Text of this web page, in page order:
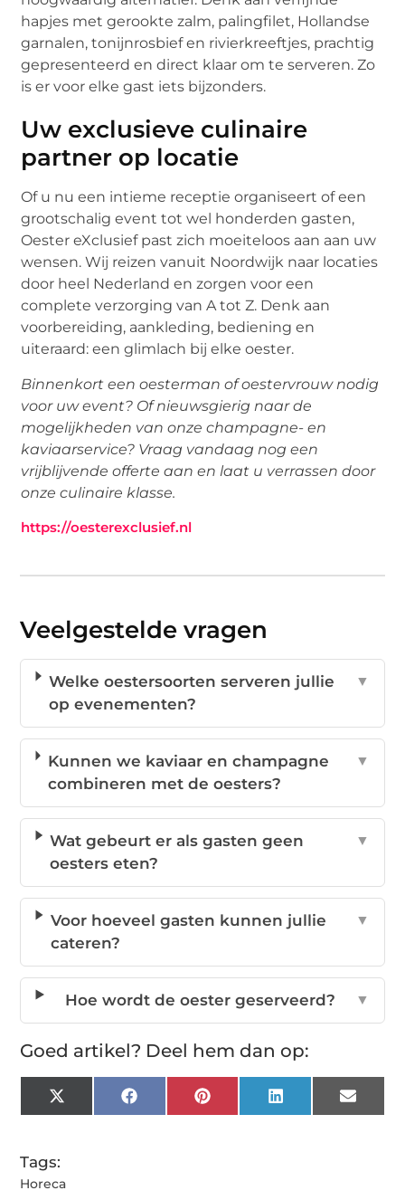
hapjes met gerookte zalm, palingfilet, Hollandse
garnalen, tonijnrosbief en rivierkreeftjes, prachtig
gepresenteerd en direct klaar om te serveren. Zo
is er voor elke gast iets bijzonders.
Uw exclusieve culinaire
partner op locatie
Of u nu een intieme receptie organiseert of een
grootschalig event tot wel honderden gasten,
Oester eXclusief past zich moeiteloos aan aan uw
wensen. Wij reizen vanuit Noordwijk naar locaties
door heel Nederland en zorgen voor een
complete verzorging van A tot Z. Denk aan
voorbereiding, aankleding, bediening en
uiteraard: een glimlach bij elke oester.
Binnenkort een oesterman of oestervrouw nodig
voor uw event? Of nieuwsgierig naar de
mogelijkheden van onze champagne- en
kaviaarservice? Vraag vandaag nog een
vrijblijvende offerte aan en laat u verrassen door
onze culinaire klasse.
https://oesterexclusief.nl
Veelgestelde vragen
Welke oestersoorten serveren jullie
op evenementen?
▼
Kunnen we kaviaar en champagne
combineren met de oesters?
▼
Wat gebeurt er als gasten geen
oesters eten?
▼
Voor hoeveel gasten kunnen jullie
cateren?
▼
Hoe wordt de oester geserveerd? ▼
Goed artikel? Deel hem dan op:
X
(Twitter)
FacebookPinterest LinkedIn Email
Tags:
Horeca